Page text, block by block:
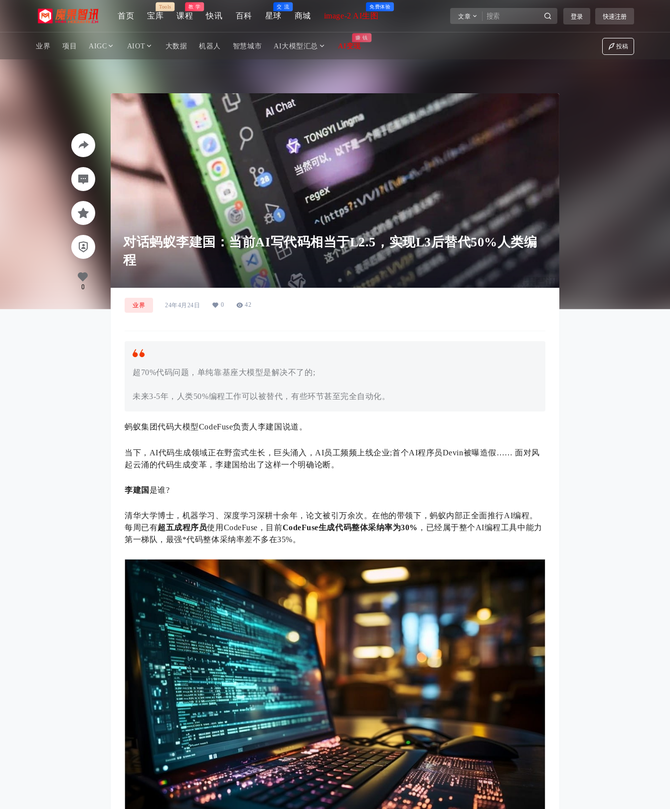
首页 宝库
Tools
课程
教 学
快讯 百科 星球
交 流
商城 image-2 AI生图
免费体验
文章 登录 快速注册
业界 项目 AIGC AIOT 大数据 机器人 智慧城市 AI大模型汇总 AI变现
赚 钱
投稿
对话蚂蚁李建国：当前AI写代码相当于L2.5，实现L3后替代50%人类编
程
业界 24年4月24日 0 42
超70%代码问题，单纯靠基座大模型是解决不了的;
未来3-5年，人类50%编程工作可以被替代，有些环节甚至完全自动化。
蚂蚁集团代码大模型CodeFuse负责人李建国说道。
当下，AI代码生成领域正在野蛮式生长，巨头涌入，AI员工频频上线企业;首个AI程序员Devin被曝造假…… 面对风
起云涌的代码生成变革，李建国给出了这样一个明确论断。
李建国 是谁?
清华大学博士，机器学习、深度学习深耕十余年，论文被引万余次。在他的带领下，蚂蚁内部正全面推行AI编程。
每周已有超五成程序员使用CodeFuse，目前CodeFuse生成代码整体采纳率为30% ，已经属于整个AI编程工具中能力
第一梯队，最强*代码整体采纳率差不多在35%。
0